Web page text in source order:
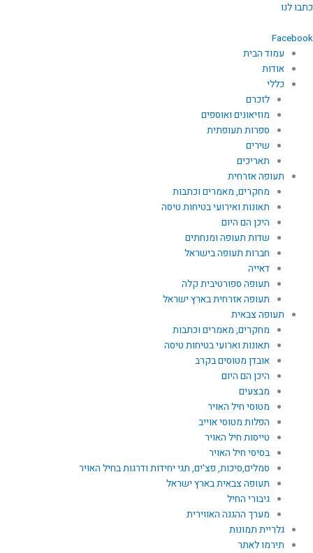
דילוג
כתבו לנו
Facebook
עמוד הבית
אודות
כללי
לזכרם
מוזיאונים ואוספים
ספרות תעופתית
שירים
תאריכים
תעופה אזרחית
מחקרים, מאמרים וכתבות
תאונות ואירועי בטיחות טיסה
היכן הם היום
שדות תעופה ומנחתים
חברות תעופה בישראל
דאייה
תעופה ספורטיבית קלה
תעופה אזרחית בארץ ישראל
תעופה צבאית
מחקרים, מאמרים וכתבות
תאונות וארועי בטיחות טיסה
אובדן מטוסים בקרב
היכן הם היום
מבצעים
מטוסי חיל האויר
הפלות מטוסי אוייב
טייסות חיל האויר
בסיסי חיל האויר
סמלים,סיכות, פצ'ים, תגי יחידות ודרגות בחיל האויר
תעופה צבאית בארץ ישראל
גיבורי החיל
מערך ההגנה האווירית
גלריית תמונות
תירמו לאתר